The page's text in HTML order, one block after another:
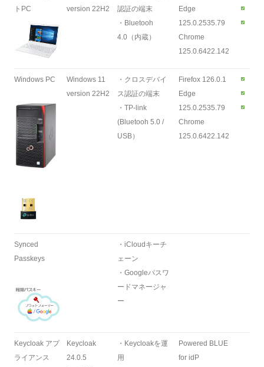
トPC
version 22H2
認証の端末
・Bluetooh
4.0（内蔵）
Edge
125.0.2535.79
Chrome
125.0.6422.142
Windows PC
Windows 11
version 22H2
・クロスデバイ
ス認証の端末
・TP-link
(Bluetooh 5.0 /
USB）
Firefox 126.0.1
Edge
125.0.2535.79
Chrome
125.0.6422.142
Synced
Passkeys
・iCloudキーチ
ェーン
・Googleパスワ
ードマネージャ
ー
Keycloak アプ
ライアンス
Keycloak
24.0.5
・Keycloakを運
用
Powered BLUE
for idP